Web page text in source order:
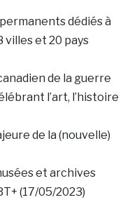
dédiés à
villes et 20 pays
de la guerre
l’art, l’histoire
de la (nouvelle)
et archives
(17/05/2023)